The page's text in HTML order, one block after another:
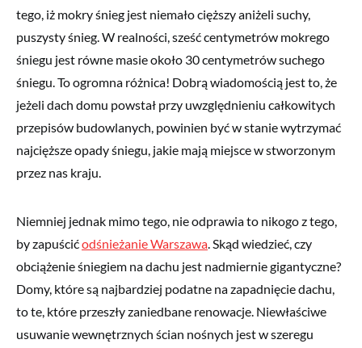
tego, iż mokry śnieg jest niemało cięższy aniżeli suchy,
puszysty śnieg. W realności, sześć centymetrów mokrego
śniegu jest równe masie około 30 centymetrów suchego
śniegu. To ogromna różnica! Dobrą wiadomością jest to, że
jeżeli dach domu powstał przy uwzględnieniu całkowitych
przepisów budowlanych, powinien być w stanie wytrzymać
najcięższe opady śniegu, jakie mają miejsce w stworzonym
przez nas kraju.
Niemniej jednak mimo tego, nie odprawia to nikogo z tego,
by zapuścićodśnieżanie Warszawa. Skąd wiedzieć, czy
obciążenie śniegiem na dachu jest nadmiernie gigantyczne?
Domy, które są najbardziej podatne na zapadnięcie dachu,
to te, które przeszły zaniedbane renowacje. Niewłaściwe
usuwanie wewnętrznych ścian nośnych jest w szeregu